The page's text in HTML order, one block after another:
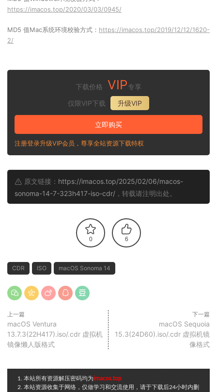
https://imacos.top/2020/03/03/0945/
MD5 值Mac系统环境校验方式： https://imacos.top/2019/12/12/1620-
2/
下载价格 VIP专享
仅限VIP下载
升级VIP
立即购买
注册登录升级VIP会员，尊享全站资源下载特权
原文链接： https://imacos.top/2025/02/06/macos-
sonoma-14-7-323h417-iso-cdr/ ，转载请注明出处。
0 6
CDR ISO macOS Sonoma 14
上一篇
macOS Ventura
13.7.3(22H417).iso/.cdr 虚拟机
镜像懒人版格式
下一篇
macOS Sequoia
15.3(24D60).iso/.cdr 虚拟机镜
像格式
1. 本站所有资源解压密码均为imacos.top
2. 本站资源收集于网络，仅做学习和交流使用，请于下载后24小时内删